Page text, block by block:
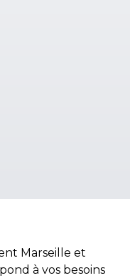
Marseille et
à vos besoins